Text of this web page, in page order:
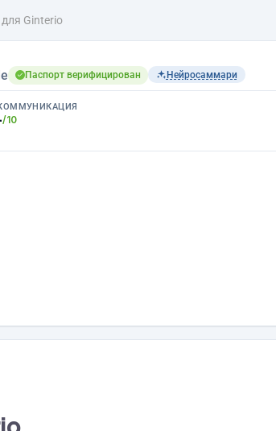
Ginterio
Паспорт верифицирован Нейросаммари
/10